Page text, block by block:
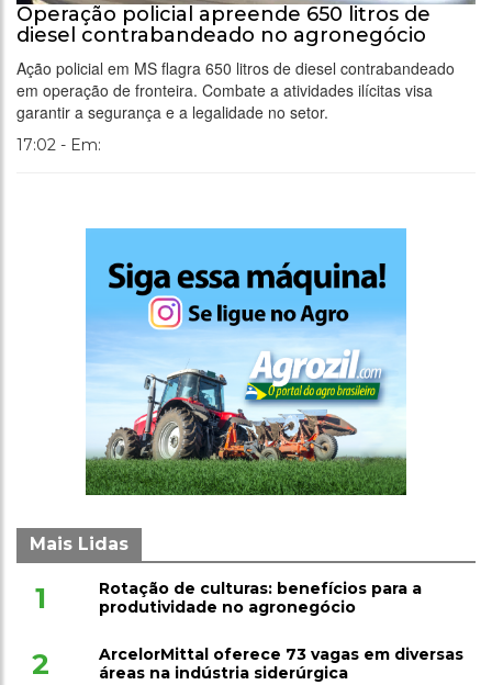
Operação policial apreende 650 litros de
diesel contrabandeado no agronegócio
Ação policial em MS flagra 650 litros de diesel contrabandeado
em operação de fronteira. Combate a atividades ilícitas visa
garantir a segurança e a legalidade no setor.
17:02 - Em:
Mais Lidas
1
Rotação de culturas: benefícios para a
produtividade no agronegócio
2
ArcelorMittal oferece 73 vagas em diversas
áreas na indústria siderúrgica